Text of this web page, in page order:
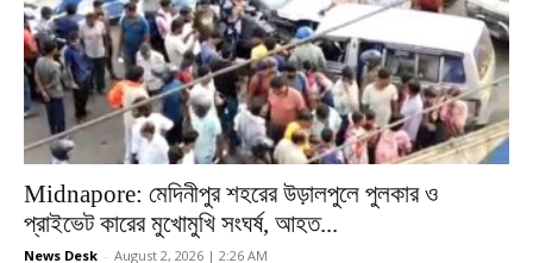
Midnapore: মেদিনীপুর শহরের উড়ালপুলে পুলকার ও
প্রাইভেট কারের মুখোমুখি সংঘর্ষ, আহত...
News Desk - August 2, 2026 | 2:26 AM